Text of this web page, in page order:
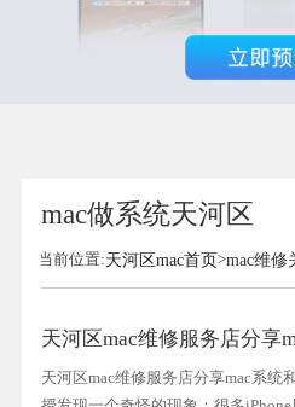
mac做系统天河区
当前位置:天河区mac首页>mac维修
天河区mac维修服务店分享
是什么
天河区mac维修服务店分享mac系统